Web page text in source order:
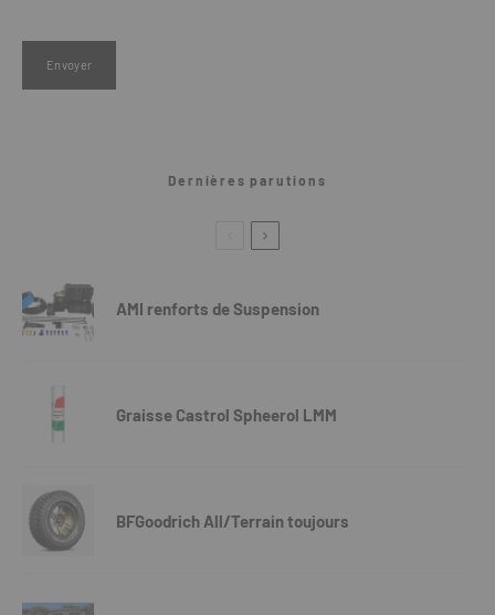
Dernières parutions
AMI renforts de Suspension
Graisse Castrol Spheerol LMM
BFGoodrich All/Terrain toujours